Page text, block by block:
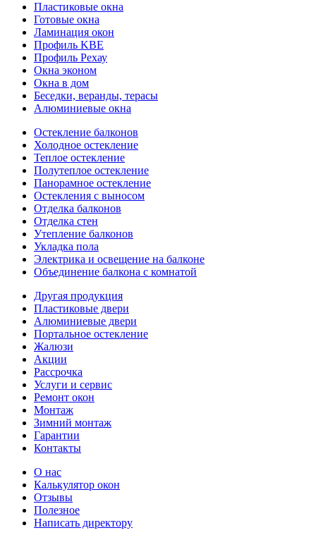
Пластиковые окна
Готовые окна
Ламинация окон
Профиль KBE
Профиль Рехау
Окна эконом
Окна в дом
Беседки, веранды, терасы
Алюминиевые окна
Остекление балконов
Холодное остекление
Теплое остекление
Полутеплое остекление
Панорамное остекление
Остекления с выносом
Отделка балконов
Отделка стен
Утепление балконов
Укладка пола
Электрика и освещение на балконе
Объединение балкона с комнатой
Другая продукция
Пластиковые двери
Алюминиевые двери
Портальное остекление
Жалюзи
Акции
Рассрочка
Услуги и сервис
Ремонт окон
Монтаж
Зимний монтаж
Гарантии
Контакты
О нас
Калькулятор окон
Отзывы
Полезное
Написать директору